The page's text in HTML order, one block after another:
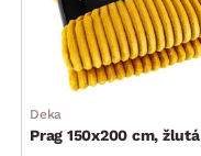
Deka
Prag 150x200 cm, žlutá